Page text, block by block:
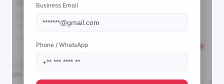
Business Email
Phone / WhatsApp